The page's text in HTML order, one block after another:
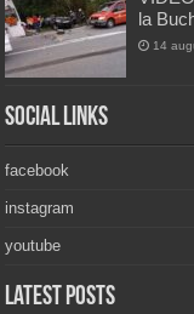
la
14
Social Links
facebook
instagram
youtube
Latest Posts